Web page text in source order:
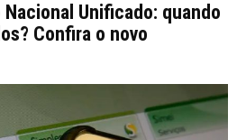
Unificado: quando
Confira o novo